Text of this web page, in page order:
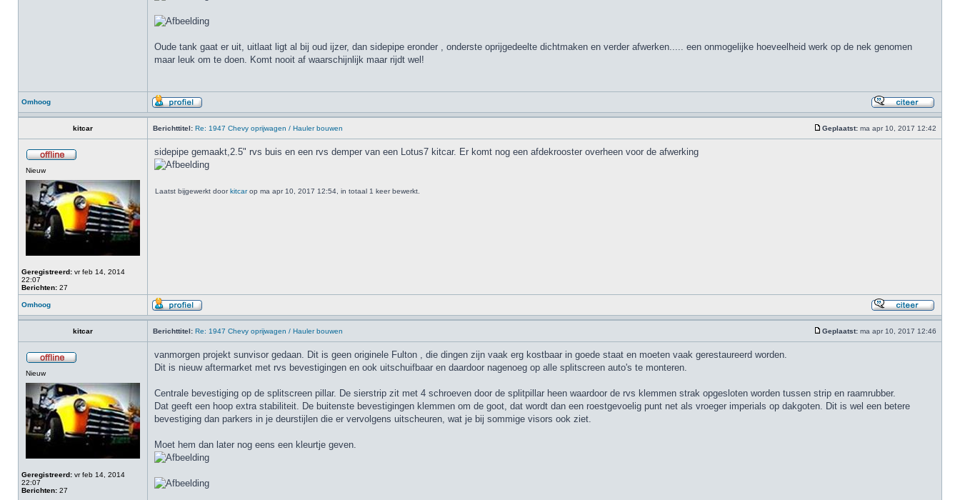
Oude tank gaat er uit, uitlaat ligt al bij oud ijzer, dan sidepipe eronder , onderste oprijgedeelte dichtmaken en verder afwerken..... een onmogelijke hoeveelheid werk op de nek genomen
maar leuk om te doen. Komt nooit af waarschijnlijk maar rijdt wel!
Omhoog
kitcar Berichttitel: Re: 1947 Chevy oprijwagen / Hauler bouwen Geplaatst: ma apr 10, 2017 12:42
Nieuw
Geregistreerd: vr feb 14, 2014
22:07
Berichten: 27
sidepipe gemaakt,2.5" rvs buis en een rvs demper van een Lotus7 kitcar. Er komt nog een afdekrooster overheen voor de afwerking
Laatst bijgewerkt doorkitcarop ma apr 10, 2017 12:54, in totaal 1 keer bewerkt.
Omhoog
kitcar Berichttitel: Re: 1947 Chevy oprijwagen / Hauler bouwen Geplaatst: ma apr 10, 2017 12:46
Nieuw
Geregistreerd: vr feb 14, 2014
22:07
Berichten: 27
vanmorgen projekt sunvisor gedaan. Dit is geen originele Fulton , die dingen zijn vaak erg kostbaar in goede staat en moeten vaak gerestaureerd worden.
Dit is nieuw aftermarket met rvs bevestigingen en ook uitschuifbaar en daardoor nagenoeg op alle splitscreen auto's te monteren.
Centrale bevestiging op de splitscreen pillar. De sierstrip zit met 4 schroeven door de splitpillar heen waardoor de rvs klemmen strak opgesloten worden tussen strip en raamrubber.
Dat geeft een hoop extra stabiliteit. De buitenste bevestigingen klemmen om de goot, dat wordt dan een roestgevoelig punt net als vroeger imperials op dakgoten. Dit is wel een betere
bevestiging dan parkers in je deurstijlen die er vervolgens uitscheuren, wat je bij sommige visors ook ziet.
Moet hem dan later nog eens een kleurtje geven.